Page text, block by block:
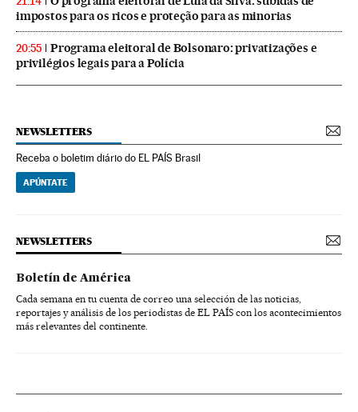
impostos para os ricos e proteção para as minorias
20:55
Programa eleitoral de Bolsonaro: privatizações e
privilégios legais para a Polícia
NEWSLETTERS
Receba o boletim diário do EL PAÍS Brasil
APÚNTATE
NEWSLETTERS
Boletín de América
Cada semana en tu cuenta de correo una selección de las noticias,
reportajes y análisis de los periodistas de EL PAÍS con los acontecimientos
más relevantes del continente.